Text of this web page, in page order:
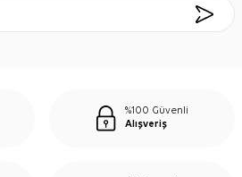
%100 Güvenli
Alışveriş